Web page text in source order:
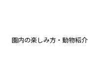
園内の楽しみ方・動物紹介